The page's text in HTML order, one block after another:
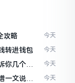
攻略 今天
转进钱包 今天
几个实
今天
文说清
今天